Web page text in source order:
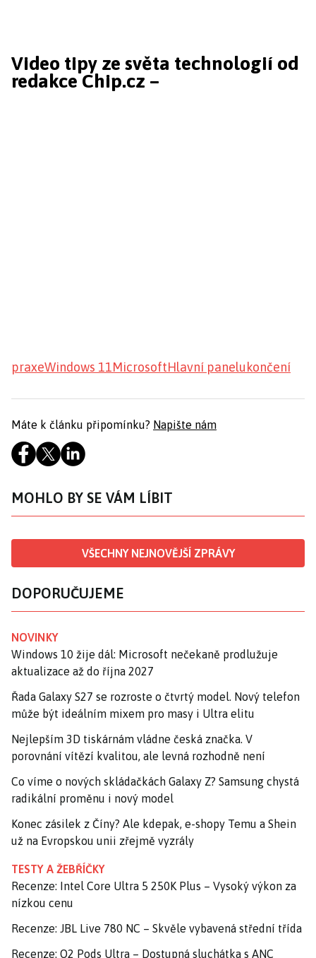
Video tipy ze světa technologií od
redakce Chip.cz –
praxeWindows 11MicrosoftHlavní panelukončení
Máte k článku připomínku? Napište nám
MOHLO BY SE VÁM LÍBIT
VŠECHNY NEJNOVĚJŠÍ ZPRÁVY
DOPORUČUJEME
NOVINKY
Windows 10 žije dál: Microsoft nečekaně prodlužuje
aktualizace až do října 2027
Řada Galaxy S27 se rozroste o čtvrtý model. Nový telefon
může být ideálním mixem pro masy i Ultra elitu
Nejlepším 3D tiskárnám vládne česká značka. V
porovnání vítězí kvalitou, ale levná rozhodně není
Co víme o nových skládačkách Galaxy Z? Samsung chystá
radikální proměnu i nový model
Konec zásilek z Číny? Ale kdepak, e-shopy Temu a Shein
už na Evropskou unii zřejmě vyzrály
TESTY A ŽEBŘÍČKY
Recenze: Intel Core Ultra 5 250K Plus – Vysoký výkon za
nízkou cenu
Recenze: JBL Live 780 NC – Skvěle vybavená střední třída
Recenze: O2 Pods Ultra – Dostupná sluchátka s ANC